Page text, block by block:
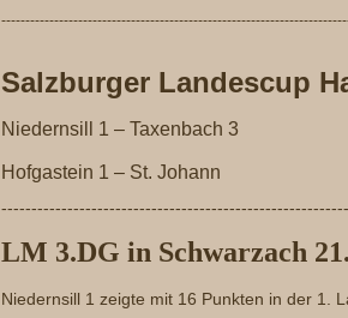
Salzburger Landescup
Niedernsill 1 – Taxenbach 3
Hofgastein 1 – St. Johann
LM 3.DG in Schwarzach
Niedernsill 1 zeigte mit 16 Punkten in der 1.